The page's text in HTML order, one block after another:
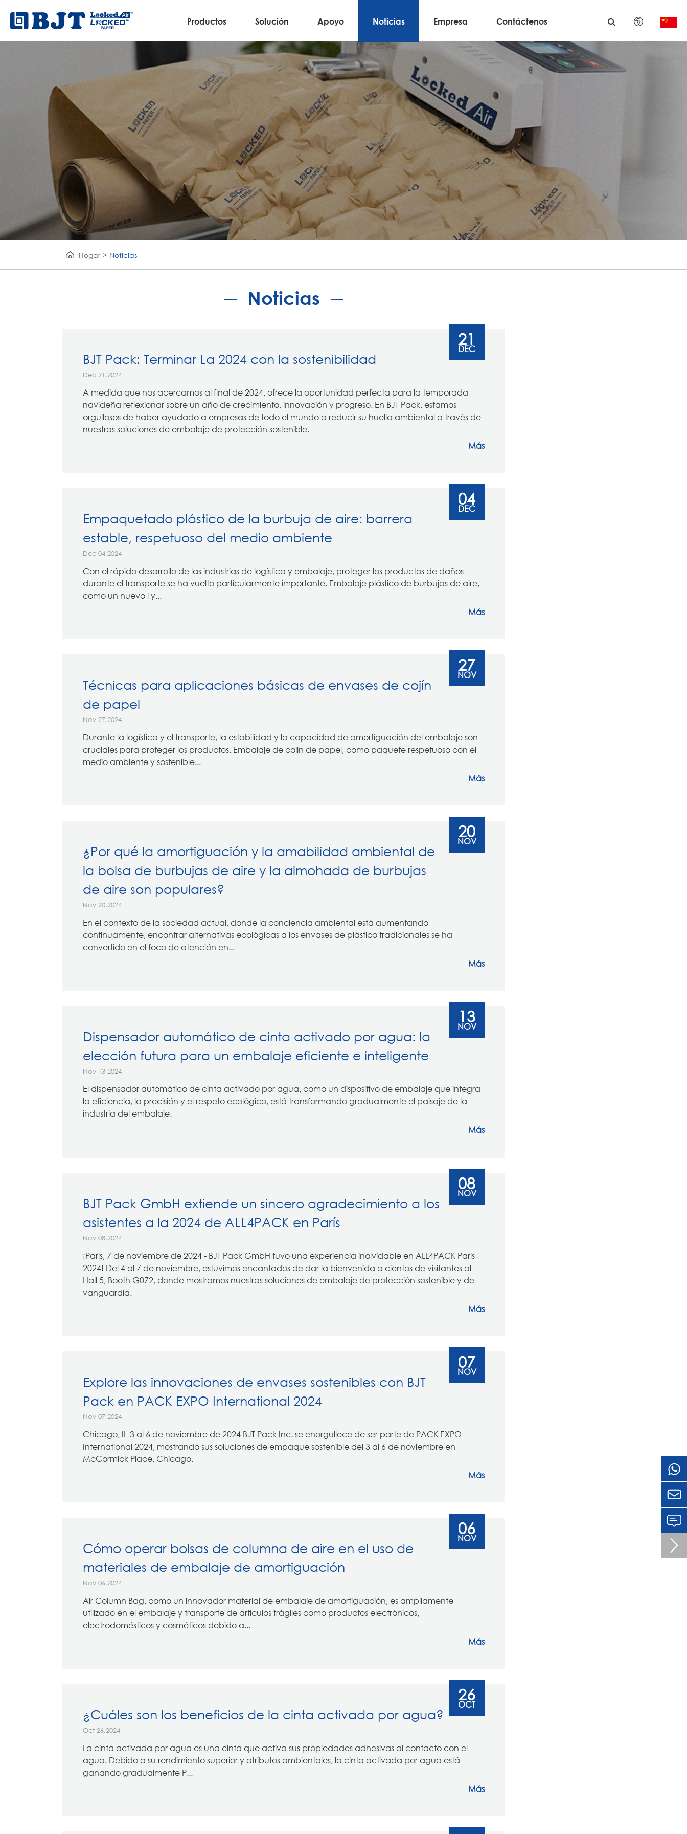
Productos Solución Apoyo Noticias Empresa Contáctenos
English
日本語
italiano
português
Hogar Noticias
Noticias
BJT Pack: Terminar La 2024 con la sostenibilidad
Dec 21,2024
A medida que nos acercamos al final de 2024, ofrece la oportunidad perfecta para la temporada
navideña reflexionar sobre un año de crecimiento, innovación y progreso. En BJT Pack, estamos
orgullosos de haber ayudado a empresas de todo el mundo a reducir su huella ambiental a través de
nuestras soluciones de embalaje de protección sostenible.
Más
21
DEC
Empaquetado plástico de la burbuja de aire: barrera
estable, respetuoso del medio ambiente
Dec 04,2024
Con el rápido desarrollo de las industrias de logística y embalaje, proteger los productos de daños
durante el transporte se ha vuelto particularmente importante. Embalaje plástico de burbujas de aire,
como un nuevo Ty...
Más
04
DEC
Técnicas para aplicaciones básicas de envases de cojín
de papel
Nov 27,2024
Durante la logística y el transporte, la estabilidad y la capacidad de amortiguación del embalaje son
cruciales para proteger los productos. Embalaje de cojín de papel, como paquete respetuoso con el
medio ambiente y sostenible...
Más
27
NOV
¿Por qué la amortiguación y la amabilidad ambiental de
la bolsa de burbujas de aire y la almohada de burbujas
de aire son populares?
Nov 20,2024
En el contexto de la sociedad actual, donde la conciencia ambiental está aumentando
continuamente, encontrar alternativas ecológicas a los envases de plástico tradicionales se ha
convertido en el foco de atención en...
Más
20
NOV
Dispensador automático de cinta activado por agua: la
elección futura para un embalaje eficiente e inteligente
Nov 13,2024
El dispensador automático de cinta activado por agua, como un dispositivo de embalaje que integra
la eficiencia, la precisión y el respeto ecológico, está transformando gradualmente el paisaje de la
industria del embalaje.
Más
13
NOV
BJT Pack GmbH extiende un sincero agradecimiento a los
asistentes a la 2024 de ALL4PACK en París
Nov 08,2024
¡París, 7 de noviembre de 2024 - BJT Pack GmbH tuvo una experiencia inolvidable en ALL4PACK París
2024! Del 4 al 7 de noviembre, estuvimos encantados de dar la bienvenida a cientos de visitantes al
Hall 5, Booth G072, donde mostramos nuestras soluciones de embalaje de protección sostenible y de
vanguardia.
Más
08
NOV
Explore las innovaciones de envases sostenibles con BJT
Pack en PACK EXPO International 2024
Nov 07,2024
Chicago, IL-3 al 6 de noviembre de 2024 BJT Pack Inc. se enorgullece de ser parte de PACK EXPO
International 2024, mostrando sus soluciones de empaque sostenible del 3 al 6 de noviembre en
McCormick Place, Chicago.
Más
07
NOV
Cómo operar bolsas de columna de aire en el uso de
materiales de embalaje de amortiguación
Nov 06,2024
Air Column Bag, como un innovador material de embalaje de amortiguación, es ampliamente
utilizado en el embalaje y transporte de artículos frágiles como productos electrónicos,
electrodomésticos y cosméticos debido a...
Más
06
NOV
¿Cuáles son los beneficios de la cinta activada por agua?
Oct 26,2024
La cinta activada por agua es una cinta que activa sus propiedades adhesivas al contacto con el
agua. Debido a su rendimiento superior y atributos ambientales, la cinta activada por agua está
ganando gradualmente P...
Más
26
OCT

